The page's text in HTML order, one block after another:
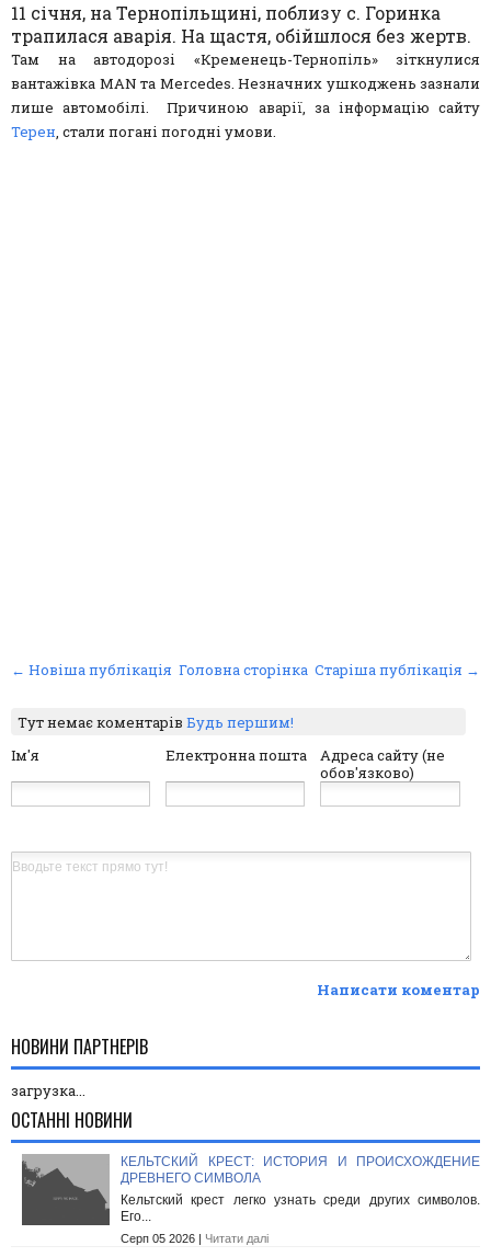
11 січня, на Тернопільщині, поблизу с. Горинка
трапилася аварія. На щастя, обійшлося без жертв.
Там на автодорозі «Кременець-Тернопіль» зіткнулися
вантажівка MAN та Mercedes. Незначних ушкоджень зазнали
лише автомобілі. Причиною аварії, за інформацію сайту
Терен, стали погані погодні умови.
← Новіша публікація Старіша публікація →
Головна сторінка
Тут немає коментарівБудь першим!
Ім'я
Електронна пошта
Адреса сайту (не
обов'язково)
Написати коментар
НОВИНИ ПАРТНЕРІВ
загрузка...
ОСТАННІ НОВИНИ
КЕЛЬТСКИЙ КРЕСТ: ИСТОРИЯ И ПРОИСХОЖДЕНИЕ
ДРЕВНЕГО СИМВОЛА
Кельтский крест легко узнать среди других символов.
Его...
Серп 05 2026 | Читати далі